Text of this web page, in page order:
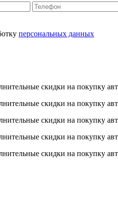
персональных данных
скидки на покупку
скидки на покупку
скидки на покупку
скидки на покупку
скидки на покупку